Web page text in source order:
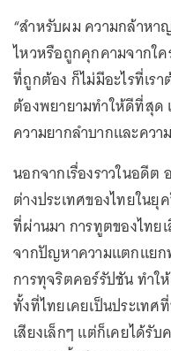
“สำหรับผม ความกล้าห
ไหวหรือถูกคุกคามจากใค
ที่ถูกต้อง ก็ไม่มีอะไรที่เร
ต้องพยายามทำให้ดีที่สุด
ความยากลำบากและคว
นอกจากเรื่องราวในอดี
ต่างประเทศของไทยใน
ที่ผ่านมา การทูตของไทย
จากปัญหาความแตกแยก
การทุจริตคอร์รัปชัน ทำใ
ทั้งที่ไทยเคยเป็นประเท
เสียงเล็กๆ แต่ก็เคยได้รั